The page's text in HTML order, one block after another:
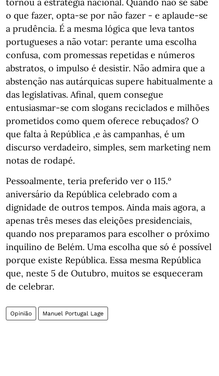
o que fazer, opta-se por não fazer - e aplaude-se
a prudência. É a mesma lógica que leva tantos
portugueses a não votar: perante uma escolha
confusa, com promessas repetidas e números
abstratos, o impulso é desistir. Não admira que a
abstenção nas autárquicas supere habitualmente a
das legislativas. Afinal, quem consegue
entusiasmar-se com slogans reciclados e milhões
prometidos como quem oferece rebuçados? O
que falta à República ,e às campanhas, é um
discurso verdadeiro, simples, sem marketing nem
notas de rodapé.
Pessoalmente, teria preferido ver o 115.º
aniversário da República celebrado com a
dignidade de outros tempos. Ainda mais agora, a
apenas três meses das eleições presidenciais,
quando nos preparamos para escolher o próximo
inquilino de Belém. Uma escolha que só é possível
porque existe República. Essa mesma República
que, neste 5 de Outubro, muitos se esqueceram
de celebrar.
Opinião Manuel Portugal Lage